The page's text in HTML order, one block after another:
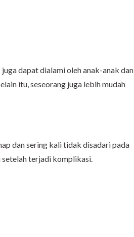
dapat dialami olehanak-anak dan
itu, seseorang juga lebih mudah
dan sering kali tidak disadari pada
setelah terjadi komplikasi.